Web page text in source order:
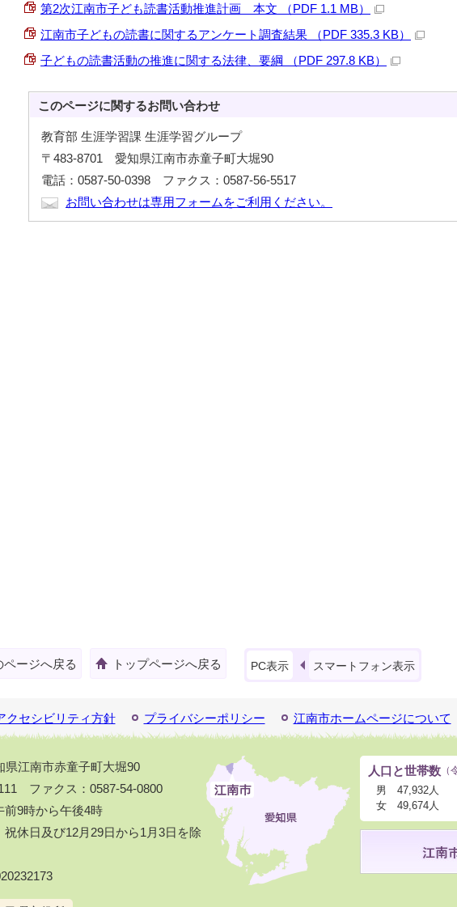
第2次江南市子ども読書活動推進計画 本文 （PDF 1.1 MB）
江南市子どもの読書に関するアンケート調査結果 （PDF 335.3 KB）
子どもの読書活動の推進に関する法律、要綱 （PDF 297.8 KB）
このページに関するお問い合わせ
教育部 生涯学習課 生涯学習グループ
〒483-8701 愛知県江南市赤童子町大堀90
電話：0587-50-0398 ファクス：0587-56-5517
お問い合わせは専用フォームをご利用ください。
ページへ戻る トップページへ戻る PC表示 スマートフォン表示
クセシビリティ方針 プライバシーポリシー 江南市ホームページについて
江南市赤童子町大堀90
ファクス：0587-54-0800
前9時から午後4時
祝休日及び12月29日から1月3日を除
人口と世帯数 （
男
47,932人
女
49,674人